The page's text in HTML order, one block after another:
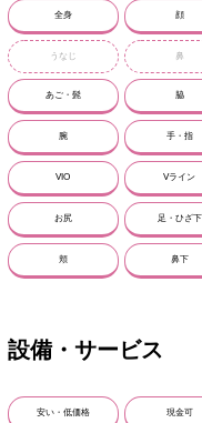
全身 顔
うなじ 鼻
あご・髭 脇
腕 手・指
VIO Vライン
お尻 足・ひざ下
頬 鼻下
設備・サービス
安い・低価格 現金可